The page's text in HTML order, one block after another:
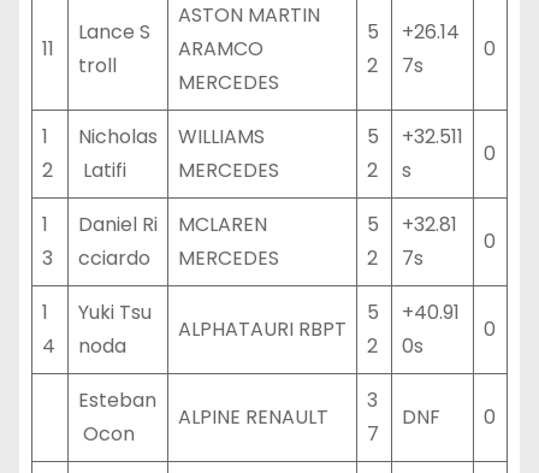
11
Lance S
troll
ASTON MARTIN
ARAMCO
MERCEDES
5
2
+26.14
7s
0
1
2
Nicholas
Latifi
WILLIAMS
MERCEDES
5
2
+32.511
s
0
1
3
Daniel Ri
cciardo
MCLAREN
MERCEDES
5
2
+32.81
7s
0
1
4
Yuki Tsu
noda
ALPHATAURI RBPT
5
2
+40.91
0s
0
Esteban
Ocon
ALPINE RENAULT
3
7
DNF 0